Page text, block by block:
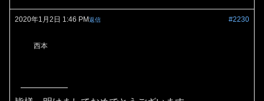
2020年1月2日 1:46 PM #2230
返信
西本